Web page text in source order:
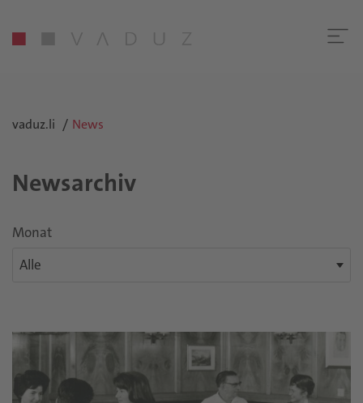
vaduz.li News
Newsarchiv
Monat